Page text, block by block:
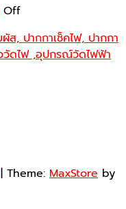
Off
| Theme: MaxStore by